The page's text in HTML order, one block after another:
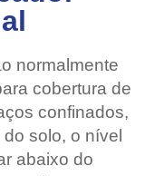
normalmente
cobertura de
confinados,
solo, o nível
abaixo do